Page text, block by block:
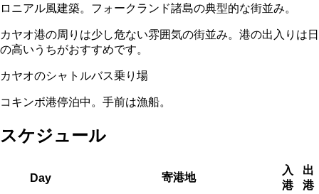
ロニアル風建築。フォークランド諸島の典型的な街並み。
カヤオ港の周りは少し危ない雰囲気の街並み。港の出入りは日
の高いうちがおすすめです。
カヤオのシャトルバス乗り場
コキンボ港停泊中。手前は漁船。
スケジュール
Day 寄港地
入
港
出
港